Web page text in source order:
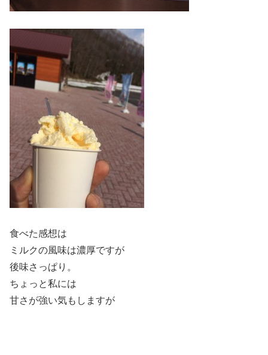
食べた感想は
ミルクの風味は濃厚ですが
後味さっぱり。
ちょっと私には
甘さが強い気もしますが